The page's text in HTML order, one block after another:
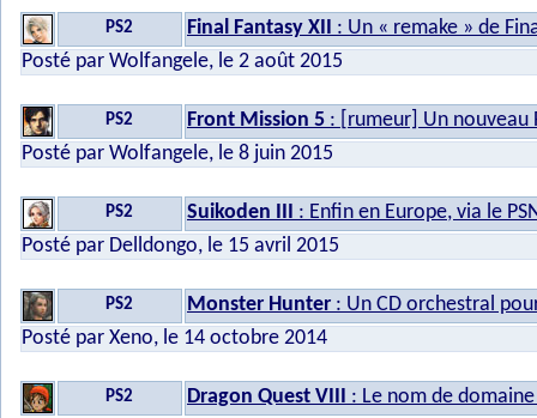
PS2 Final Fantasy XII : Un « remake » de
Posté par Wolfangele, le 2 août 2015
PS2 Front Mission 5 : [rumeur] Un nouveau
Posté par Wolfangele, le 8 juin 2015
PS2 Suikoden III : Enfin en Europe, via le
Posté par Delldongo, le 15 avril 2015
PS2 Monster Hunter : Un CD orchestral
Posté par Xeno, le 14 octobre 2014
PS2 Dragon Quest VIII : Le nom de